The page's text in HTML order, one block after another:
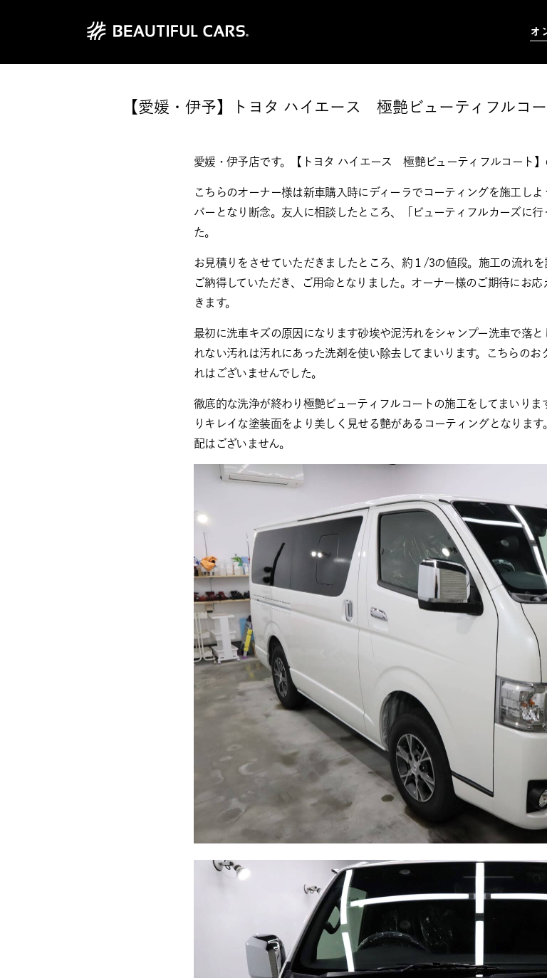
オ
【愛媛・伊予】トヨタ ハイエース 極艶ビューティフルコー
愛媛・伊予店です。【トヨタ ハイエース 極艶ビューティフルコート】
こちらのオーナー様は新車購入時にディーラでコーティングを施工し
バーとなり断念。友人に相談したところ、「ビューティフルカーズに
た。
お見積りをさせていただきましたところ、約１/3の値段。施工の流れ
ご納得していただき、ご用命となりました。オーナー様のご期待にお
きます。
最初に洗車キズの原因になります砂埃や泥汚れをシャンプー洗車で落と
れない汚れは汚れにあった洗剤を使い除去してまいります。こちらの
れはございませんでした。
徹底的な洗浄が終わり極艶ビューティフルコートの施工をしてまいり
りキレイな塗装面をより美しく見せる艶があるコーティングとなりま
配はございません。